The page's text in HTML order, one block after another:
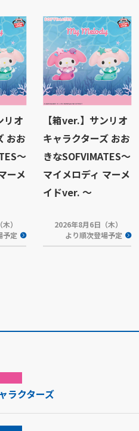
リオ
おお
～
ーメ
）
予定
【箱ver.】サンリオ
キャラクターズ おお
きなSOFVIMATES～
マイメロディ マーメ
イドver. ～
2026年8月6日（木）
より順次登場予定
ラクターズ